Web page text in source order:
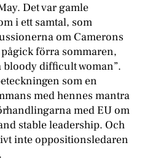
Det var gamle
i ett samtal, som
om Camerons
förra sommaren,
bloody difficult woman”.
som en
med hennes mantra
med EU om
stable leadership. Och
inte oppositionsledaren